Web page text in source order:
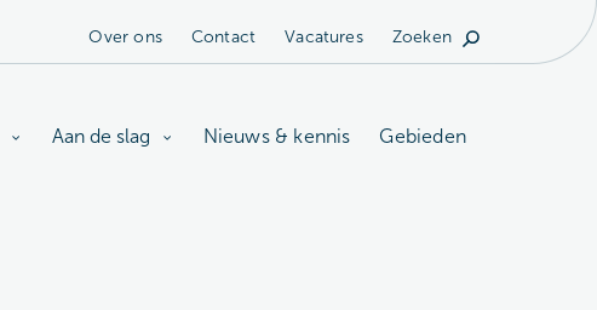
Over ons Contact Vacatures Zoeken
Aan de slag Nieuws & kennis Gebieden